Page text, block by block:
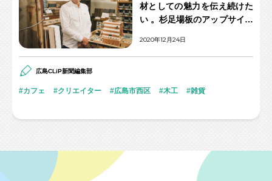
材としての魅力を伝え続けた
い 。杉足場板のアップサイク
2020年12月24日
広島CLiP新聞編集部
カフェ クリエイター 広島市西区 木工 雑貨